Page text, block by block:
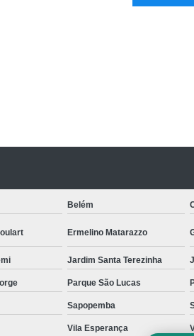
Belém
Ermelino Matarazzo
Jardim Santa Terezinha
Parque São Lucas
Sapopemba
Vila Esperança